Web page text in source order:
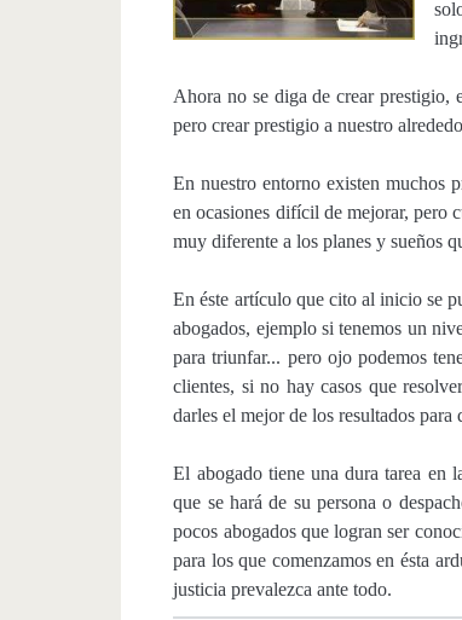
Ahora no se diga de crear prestigio,
pero crear prestigio a nuestro
En nuestro entorno existen muchos
en ocasiones difícil de mejorar, pero
muy diferente a los planes y sueños
En éste artículo que cito al inicio se
abogados, ejemplo si tenemos un
para triunfar... pero ojo podemos
clientes, si no hay casos que
darles el mejor de los resultados para
El abogado tiene una dura tarea en
que se hará de su persona o
pocos abogados que logran ser
para los que comenzamos en ésta
justicia prevalezca ante todo.